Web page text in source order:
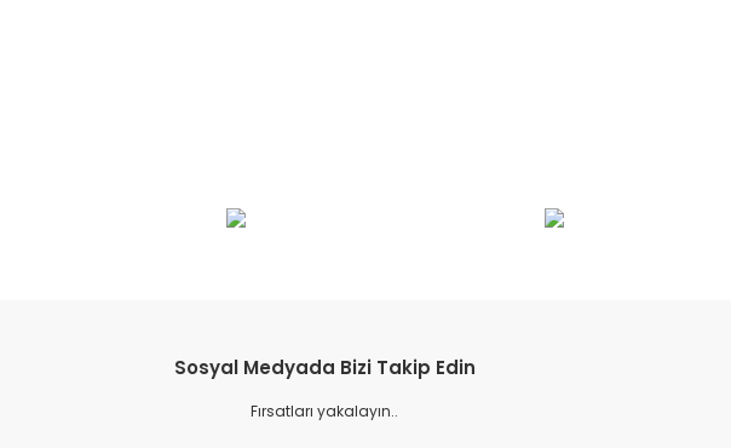
Sosyal Medyada Bizi Takip Edin
Fırsatları yakalayın..